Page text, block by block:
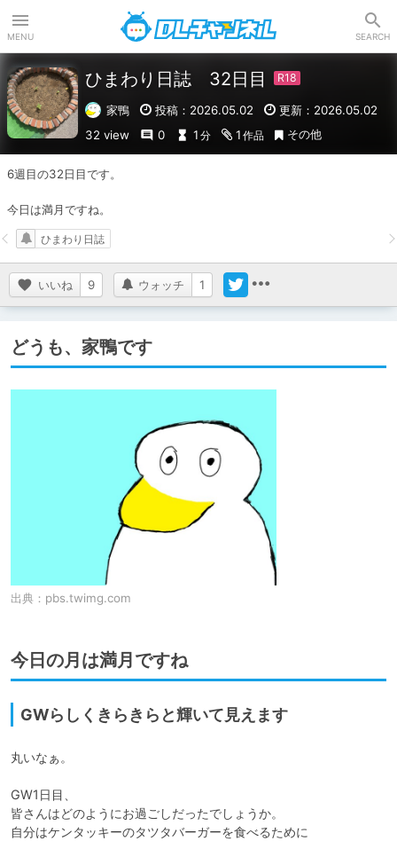
MENU SEARCH
ひまわり日誌 32日目
家鴨 投稿：2026.05.02
更新：2026.05.02
32 view
0 1 分 1 作品 その他
6週目の32日目です。
今日は満月ですね。
いいね 9 ウォッチ 1
ひまわり日誌
どうも、家鴨です
出典： pbs.twimg.com
今日の月は満月ですね
GWらしくきらきらと輝いて見えます
丸いなぁ。
GW1日目、
皆さんはどのようにお過ごしだったでしょうか。
自分はケンタッキーのタツタバーガーを食べるために